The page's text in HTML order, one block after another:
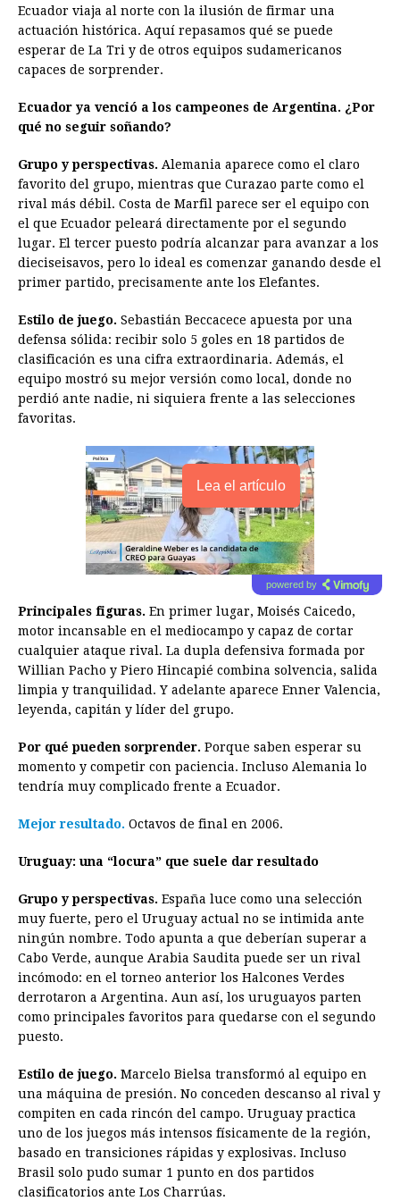
e
b
o
k
s
e
n
e
t
s
A
p
e
a
d
t
e
r
s
k
e
d
n
i
l
n
t
k
Ecuador viaja al norte con la ilusión de firmar una
actuación histórica. Aquí repasamos qué se puede
esperar de La Tri y de otros equipos sudamericanos
capaces de sorprender.
Ecuador ya venció a los campeones de Argentina. ¿Por
qué no seguir soñando?
Grupo y perspectivas. Alemania aparece como el claro
favorito del grupo, mientras que Curazao parte como el
rival más débil. Costa de Marfil parece ser el equipo con
el que Ecuador peleará directamente por el segundo
lugar. El tercer puesto podría alcanzar para avanzar a los
dieciseisavos, pero lo ideal es comenzar ganando desde el
primer partido, precisamente ante los Elefantes.
Estilo de juego. Sebastián Beccacece apuesta por una
defensa sólida: recibir solo 5 goles en 18 partidos de
clasificación es una cifra extraordinaria. Además, el
equipo mostró su mejor versión como local, donde no
perdió ante nadie, ni siquiera frente a las selecciones
favoritas.
Lea el artículo
powered by
Principales figuras. En primer lugar, Moisés Caicedo,
motor incansable en el mediocampo y capaz de cortar
cualquier ataque rival. La dupla defensiva formada por
Willian Pacho y Piero Hincapié combina solvencia, salida
limpia y tranquilidad. Y adelante aparece Enner Valencia,
leyenda, capitán y líder del grupo.
Por qué pueden sorprender. Porque saben esperar su
momento y competir con paciencia. Incluso Alemania lo
tendría muy complicado frente a Ecuador.
Mejor resultado. Octavos de final en 2006.
Uruguay: una “locura” que suele dar resultado
Grupo y perspectivas. España luce como una selección
muy fuerte, pero el Uruguay actual no se intimida ante
ningún nombre. Todo apunta a que deberían superar a
Cabo Verde, aunque Arabia Saudita puede ser un rival
incómodo: en el torneo anterior los Halcones Verdes
derrotaron a Argentina. Aun así, los uruguayos parten
como principales favoritos para quedarse con el segundo
puesto.
Estilo de juego. Marcelo Bielsa transformó al equipo en
una máquina de presión. No conceden descanso al rival y
compiten en cada rincón del campo. Uruguay practica
uno de los juegos más intensos físicamente de la región,
basado en transiciones rápidas y explosivas. Incluso
Brasil solo pudo sumar 1 punto en dos partidos
clasificatorios ante Los Charrúas.